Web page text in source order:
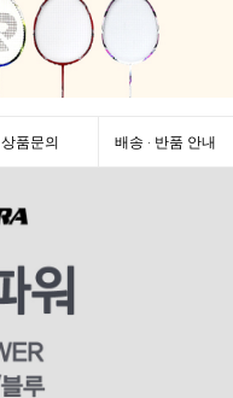
상품문의 배송 · 반품 안내